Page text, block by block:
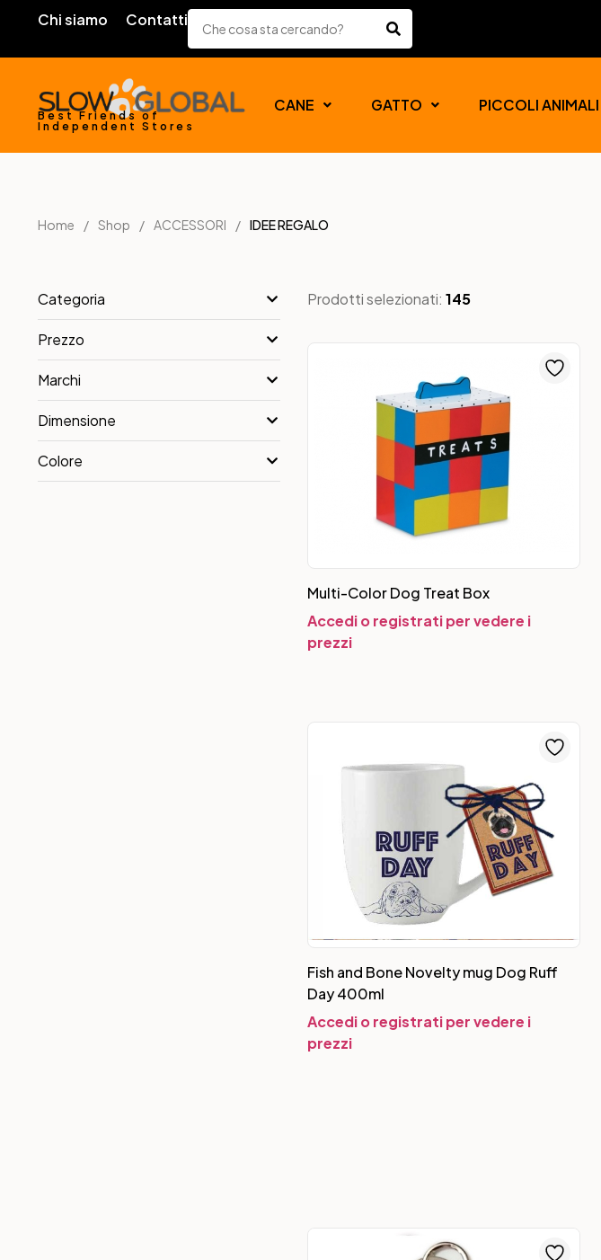
Chi siamo Contatti
Best Friends of
Independent Stores
CANE GATTO PICCOLI ANIMALI
Home Shop ACCESSORI IDEE REGALO
Categoria
Prezzo
Marchi
Dimensione
Colore
Prodotti selezionati: 145
Multi-Color Dog Treat Box
Accedi o registrati per vedere i
prezzi
Fish and Bone Novelty mug Dog Ruff
Day 400ml
Accedi o registrati per vedere i
prezzi